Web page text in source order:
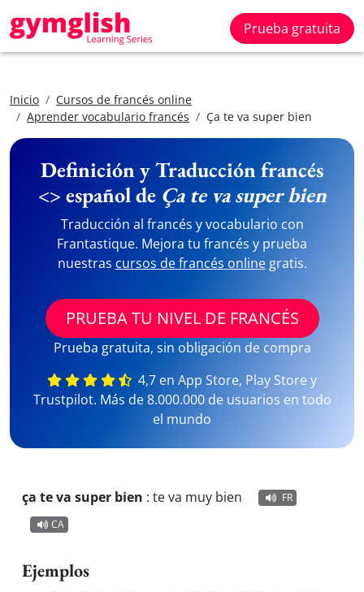
Prueba gratuita
Inicio
Cursos de francés online
Aprender vocabulario francés
Ça te va super bien
Definición y Traducción francés
<> español de Ça te va super bien
Traducción al francés y vocabulario con
Frantastique. Mejora tu francés y prueba
nuestras cursos de francés onlinegratis.
PRUEBA TU NIVEL DE FRANCÉS
Prueba gratuita, sin obligación de compra
4,7 en App Store, Play Store y
Trustpilot. Más de 8.000.000 de usuarios en todo
el mundo
ça te va super bien : te va muy bien
FR
CA
Ejemplos